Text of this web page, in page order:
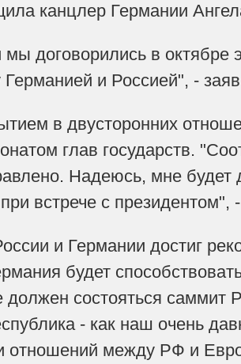
канцлер Германии
договорились в октябре
и Россией", -
в двусторонних
глав государств.
Надеюсь, мне будет
встрече с президентом",
и Германии достиг
будет
состояться саммит
- как наш очень
отношений между РФ и